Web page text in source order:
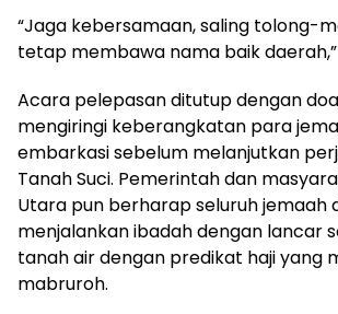
“Jaga kebersamaan, saling tolong-
tetap membawa nama baik
Acara pelepasan ditutup dengan
mengiringi keberangkatan para
embarkasi sebelum melanjutkan
Tanah Suci. Pemerintah dan
Utara pun berharap seluruh jemaah
menjalankan ibadah dengan lancar
tanah air dengan predikat haji yang
mabruroh.